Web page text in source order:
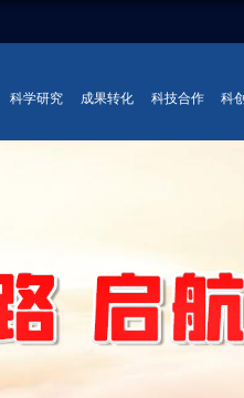
科学研究 成果转化 科技合作 科